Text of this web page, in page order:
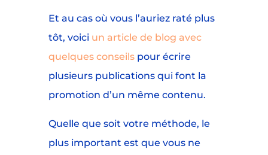
Et au cas où vous l’auriez raté plus
tôt, voici un article de blog avec
quelques conseilspour écrire
plusieurs publications qui font la
promotion d’un même contenu.
Quelle que soit votre méthode, le
plus important est que vous ne